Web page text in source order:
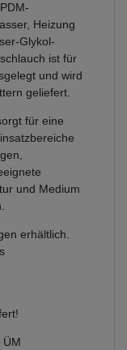
Heizung
Glykol-
ist für
und wird
geliefert.
für eine
und Medium
erhältlich.
ÜM